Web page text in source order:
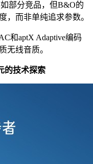
部分竞品，但B&O的
，而非单纯追求参数。
和aptX Adaptive编码
无线音质。
的技术探索